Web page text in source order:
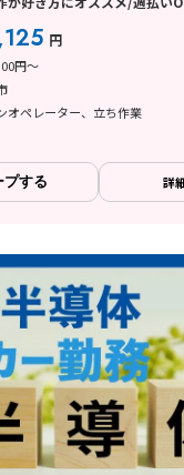
円
円～
オペレーター、立ち作業
プする 詳